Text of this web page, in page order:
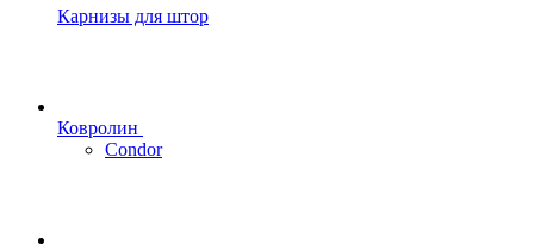
Карнизы для штор
Ковролин
Condor